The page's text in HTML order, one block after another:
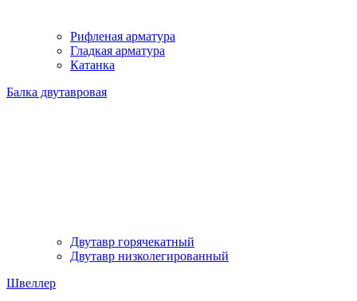
Рифленая арматура
Гладкая арматура
Катанка
Балка двутавровая
Двутавр горячекатный
Двутавр низколегированный
Швеллер